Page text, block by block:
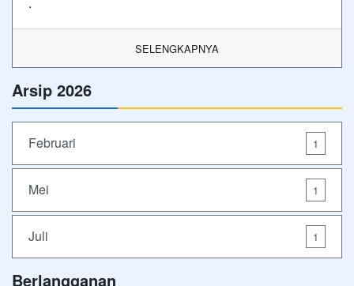
SELENGKAPNYA
Arsip 2026
Februari 1
Mei 1
Juli 1
Berlangganan